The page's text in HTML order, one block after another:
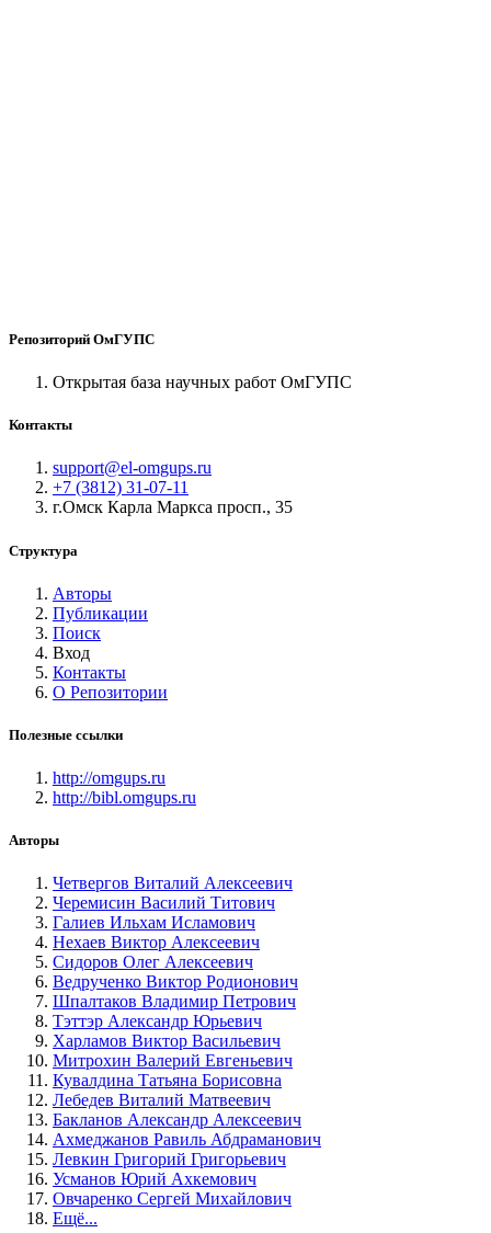
Репозиторий ОмГУПС
Открытая база научных работ ОмГУПС
Контакты
support@el-omgups.ru
+7 (3812) 31-07-11
г.Омск Карла Маркса просп., 35
Структура
Авторы
Публикации
Поиск
Вход
Контакты
О Репозитории
Полезные ссылки
http://omgups.ru
http://bibl.omgups.ru
Авторы
Четвергов Виталий Алексеевич
Черемисин Василий Титович
Галиев Ильхам Исламович
Нехаев Виктор Алексеевич
Сидоров Олег Алексеевич
Ведрученко Виктор Родионович
Шпалтаков Владимир Петрович
Тэттэр Александр Юрьевич
Харламов Виктор Васильевич
Митрохин Валерий Евгеньевич
Кувалдина Татьяна Борисовна
Лебедев Виталий Матвеевич
Бакланов Александр Алексеевич
Ахмеджанов Равиль Абдраманович
Левкин Григорий Григорьевич
Усманов Юрий Ахкемович
Овчаренко Сергей Михайлович
Ещё...